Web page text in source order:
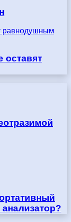
равнодушным
оставят